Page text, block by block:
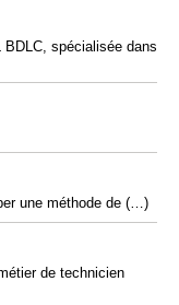
BDLC, spécialisée dans
une méthode de (…)
de technicien